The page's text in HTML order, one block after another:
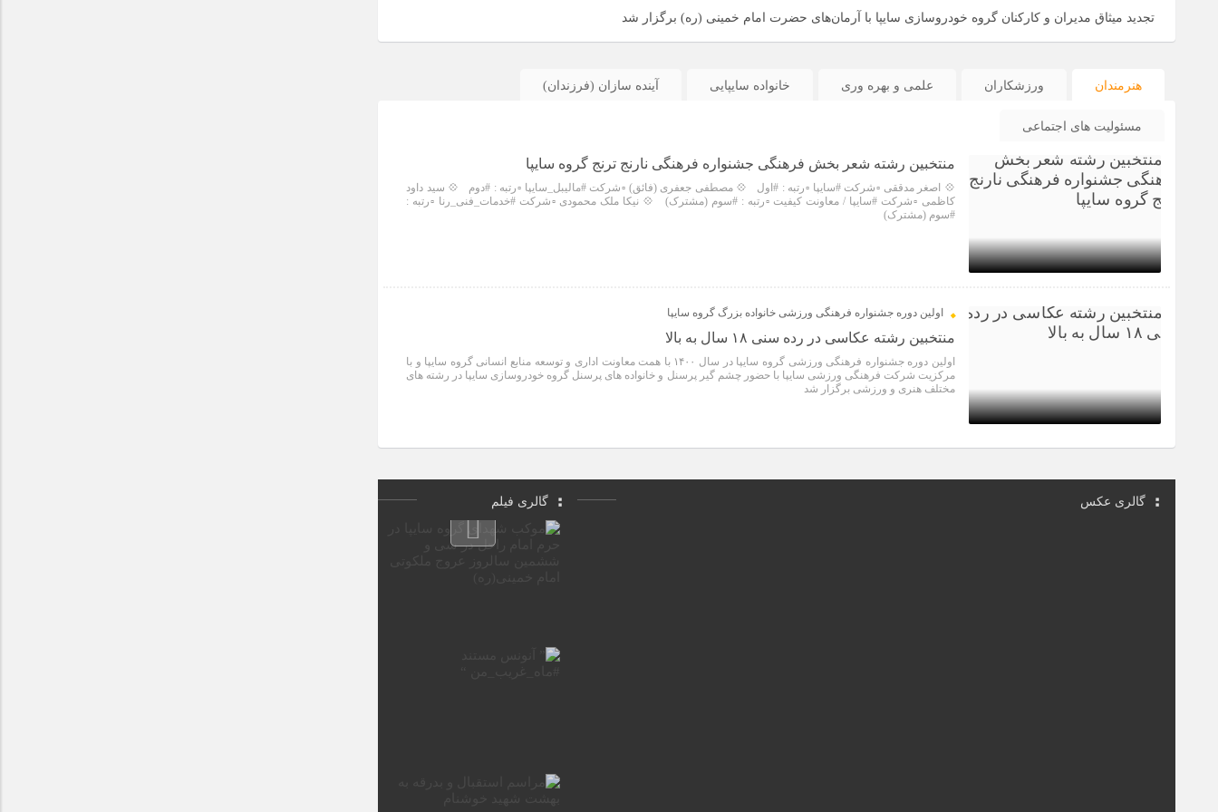
18 بهمن 1403
تجدید میثاق مدیران و کارکنان گروه خودروسازی سایپا با آرمان‌های حضرت امام خمینی (ره) برگزار شد
هنرمندان ورزشکاران علمی و بهره وری خانواده سایپایی آینده سازان (فرزندان)
مسئولیت های اجتماعی
منتخبین رشته شعر بخش فرهنگی جشنواره فرهنگی نارنج ترنج گروه سایپا
💠 اصغر مدققی ▫️شرکت #سایپا ▫️رتبه : #اول 💠 مصطفی جعفری (فائق) ▫️شرکت #مالیبل_سایپا ▫️رتبه : #دوم 💠 سید داود
کاظمی ▫️شرکت #سایپا / معاونت کیفیت ▫️رتبه : #سوم (مشترک) 💠 نیکا ملک محمودی ▫️شرکت #خدمات_فنی_رنا ▫️رتبه :
#سوم (مشترک)
4 سال قبل
اولین دوره جشنواره فرهنگی ورزشی خانواده بزرگ گروه سایپا
منتخبین رشته عکاسی در رده سنی ۱۸ سال به بالا
اولین دوره جشنواره فرهنگی ورزشی گروه سایپا در سال ۱۴۰۰ با همت معاونت اداری و توسعه منابع انسانی گروه سایپا و با
مرکزیت شرکت فرهنگی ورزشی سایپا با حضور چشم گیر پرسنل و خانواده های پرسنل گروه خودروسازی سایپا در رشته های
مختلف هنری و ورزشی برگزار شد
گالری عکس گالری فیلم